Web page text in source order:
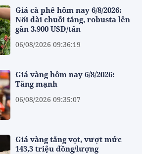
Giá cà phê hôm nay 6/8/2026:
Nối dài chuỗi tăng, robusta lên
gần 3.900 USD/tấn
06/08/2026 09:36:19
Giá vàng hôm nay 6/8/2026:
Tăng mạnh
06/08/2026 09:35:07
Giá vàng tăng vọt, vượt mức
143,3 triệu đồng/lượng